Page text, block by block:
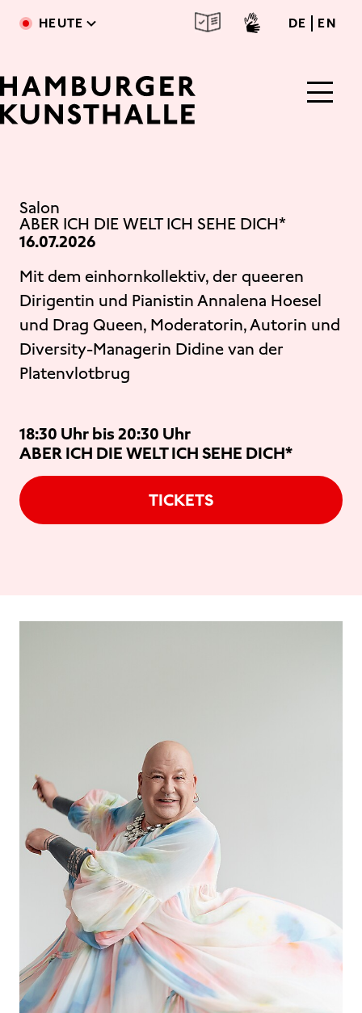
Direkt zum Inhalt
HEUTE DE deutsch
EN
Salon
ABER ICH DIE WELT ICH SEHE DICH*
16.07.2026
Mit dem einhornkollektiv, der queeren
Dirigentin und Pianistin Annalena Hoesel
und Drag Queen, Moderatorin, Autorin und
Diversity-Managerin Didine van der
Platenvlotbrug
18:30 Uhr bis 20:30 Uhr
ABER ICH DIE WELT ICH SEHE DICH*
TICKETS